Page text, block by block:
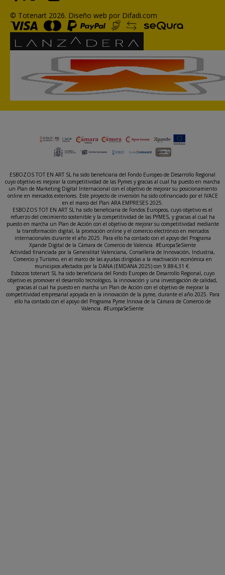
© Totenart 2026. Diseño web por Difadi.com
ESBOZOS TOT EN ART SL ha sido beneficiaria del Fondo Europeo de Desarrollo Regional
cuyo objetivo es mejorar la competitividad de las Pymes y gracias al cual ha puesto en marcha
un Plan de Marketing Digital Internacional con el objetivo de mejorar su posicionamiento
online en mercados exteriores. Este proyecto de inversión ha sido cofinanciado por el IVACE
en el marco del Plan ARA EMPRESES 2025.
ESBOZOS TOT EN ART SL ha sido beneficiaria de Fondos Europeos, cuyo objetivo es el
refuerzo del crecimiento sostenible y la competitividad de las PYMES, y gracias al cual ha
puesto en marcha un Plan de Acción con el objetivo de mejorar su competitividad mediante
la transformación digital, la promoción online y el comercio electrónico en mercados
internacionales durante el año 2025. Para ello ha contado con el apoyo del Programa
Xpande Digital de la Cámara de Comercio de Valencia. #EuropaSeSiente
Actividad financiada por la Generalitat Valenciana, Conselleria de Innovación, Industria,
Comercio y Turismo, en el marco de las ayudas dirigidas a la reactivación económica en
municipios afectados por la DANA (EMDANA 2025) con 9.884,31 €.
Esbozos totenart SL ha sido beneficiaria del Fondo Europeo de Desarrollo Regional, cuyo
objetivo es promover el desarrollo tecnológico, la innovación y una investigación de calidad,
gracias al cual ha puesto en marcha un Plan de Acción con el objetivo de mejorar la
competitividad empresarial apoyada en la innovación de la pyme, durante el año 2025. Para
ello ha contado con el apoyo del Programa Pyme Innova de la Cámara de Comercio de
Valencia. #EuropaSeSiente